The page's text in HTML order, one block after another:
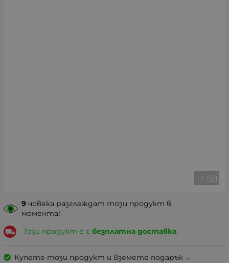
1 5
9 човека разглеждат този продукт в
момента!
Този продукт е с безплатна доставка.
Купете този продукт и вземете подарък